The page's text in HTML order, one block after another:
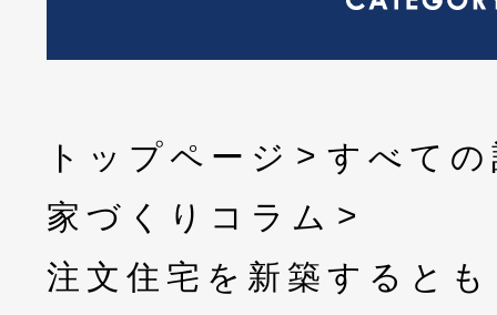
トップページ
すべて
家づくりコラム
注文住宅を新築すると